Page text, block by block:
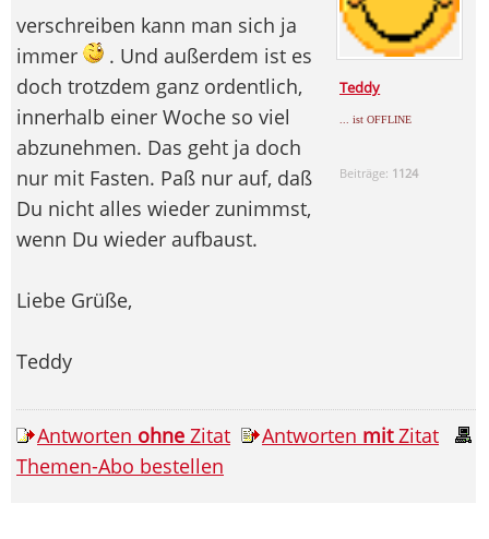
Teddy
... ist OFFLINE
Beiträge: 1124
verschreiben kann man sich ja
immer
. Und außerdem ist es
doch trotzdem ganz ordentlich,
innerhalb einer Woche so viel
abzunehmen. Das geht ja doch
nur mit Fasten. Paß nur auf, daß
Du nicht alles wieder zunimmst,
wenn Du wieder aufbaust.
Liebe Grüße,
Teddy
Antworten ohne Zitat Antworten mitZitat
Themen-Abo bestellen